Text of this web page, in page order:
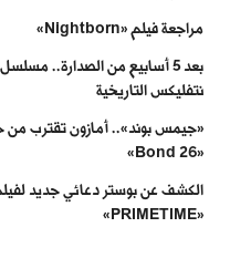
مراجعة فيلم «Nightborn»
نتفليكس التاريخية
«جيمس بوند».. أمازون تقترب من
«Bond 26»
الكشف عن بوستر دعائي جديد لفيلم
«PRIMETIME»